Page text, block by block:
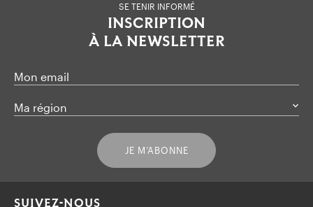
SE TENIR INFORMÉ
INSCRIPTION
À LA NEWSLETTER
Mon email
Ma région
JE M’ABONNE
SUIVEZ-NOUS